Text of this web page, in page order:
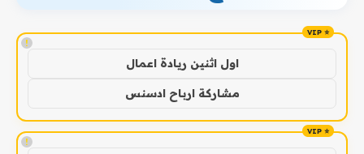
!
اول اثنين ريادة اعمال
مشاركة ارباح ادسنس
!